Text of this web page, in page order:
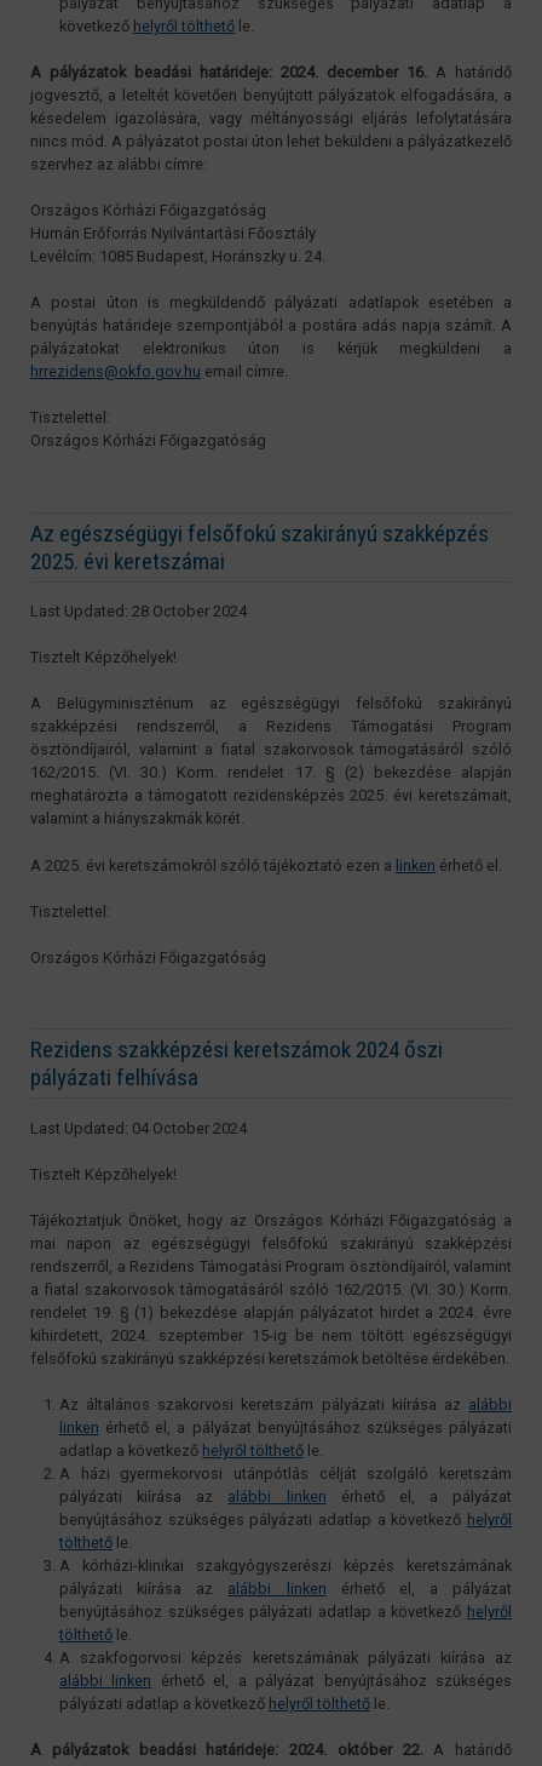
következő helyről tölthető le.
A pályázatok beadási határideje: 2024. december 16.
A határidő
jogvesztő, a leteltét követően benyújtott pályázatok elfogadására, a
késedelem igazolására, vagy méltányossági eljárás lefolytatására
nincs mód. A pályázatot postai úton lehet beküldeni a pályázatkezelő
szervhez az alábbi címre:
Országos Kórházi Főigazgatóság
Humán Erőforrás Nyilvántartási Főosztály
Levélcím: 1085 Budapest, Horánszky u. 24.
A postai úton is megküldendő pályázati adatlapok esetében a
benyújtás határideje szempontjából a postára adás napja számít. A
pályázatokat elektronikus úton is kérjük megküldeni a
hrrezidens@okfo.gov.hu email címre.
Tisztelettel:
Országos Kórházi Főigazgatóság
Az egészségügyi felsőfokú szakirányú szakképzés
2025. évi keretszámai
Last Updated: 28 October 2024
Tisztelt Képzőhelyek!
A Belügyminisztérium az egészségügyi felsőfokú szakirányú
szakképzési rendszerről, a Rezidens Támogatási Program
ösztöndíjairól, valamint a fiatal szakorvosok támogatásáról szóló
162/2015. (VI. 30.) Korm. rendelet 17. § (2) bekezdése alapján
meghatározta a támogatott rezidensképzés 2025. évi keretszámait,
valamint a hiányszakmák körét.
A 2025. évi keretszámokról szóló tájékoztató ezen a linken érhető el.
Tisztelettel:
Országos Kórházi Főigazgatóság
Rezidens szakképzési keretszámok 2024 őszi
pályázati felhívása
Last Updated: 04 October 2024
Tisztelt Képzőhelyek!
Tájékoztatjuk Önöket, hogy az Országos Kórházi Főigazgatóság a
mai napon az egészségügyi felsőfokú szakirányú szakképzési
rendszerről, a Rezidens Támogatási Program ösztöndíjairól, valamint
a fiatal szakorvosok támogatásáról szóló 162/2015. (VI. 30.) Korm.
rendelet 19. § (1) bekezdése alapján pályázatot hirdet a 2024. évre
kihirdetett, 2024. szeptember 15-ig be nem töltött egészségügyi
felsőfokú szakirányú szakképzési keretszámok betöltése érdekében.
Az általános szakorvosi keretszám pályázati kiírása az alábbi
linken érhető el, a pályázat benyújtásához szükséges pályázati
adatlap a következő helyről tölthető le.
A házi gyermekorvosi utánpótlás célját szolgáló keretszám
pályázati kiírása az alábbi linken érhető el, a pályázat
benyújtásához szükséges pályázati adatlap a következő helyről
tölthető le.
A kórházi-klinikai szakgyógyszerészi képzés keretszámának
pályázati kiírása az alábbi linken érhető el, a pályázat
benyújtásához szükséges pályázati adatlap a következő helyről
tölthető le.
A szakfogorvosi képzés keretszámának pályázati kiírása az
alábbi linken érhető el, a pályázat benyújtásához szükséges
pályázati adatlap a következő helyről tölthető le.
A pályázatok beadási határideje: 2024. október 22.A határidő